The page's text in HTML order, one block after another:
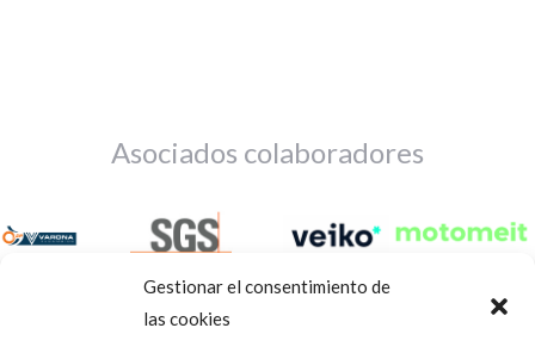
Gestionar el consentimiento de
las cookies
Asociados colaboradores